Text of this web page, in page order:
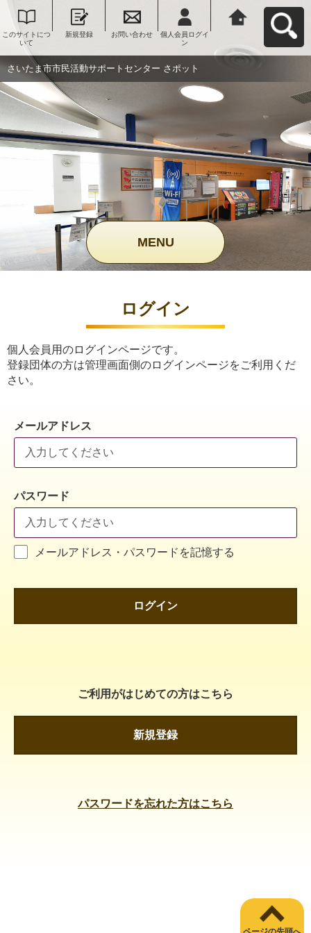
このサイトにつ
いて
新規登録 お問い合わせ
個人会員ログイ
ン
ンター さポット
へ戻る
さいたま市市民活動サポートセンター さポット
MENU
ログイン
個人会員用のログインページです。
登録団体の方は管理画面側のログインページをご利用くだ
さい。
メールアドレス
パスワード
メールアドレス・パスワードを記憶する
ログイン
ご利用がはじめての方はこちら
新規登録
パスワードを忘れた方はこちら